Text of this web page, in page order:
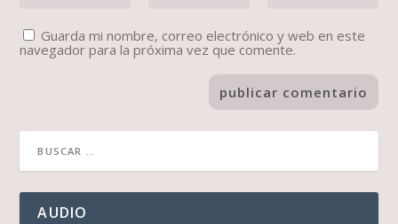
Guarda mi nombre, correo electrónico y web en este
navegador para la próxima vez que comente.
AUDIO